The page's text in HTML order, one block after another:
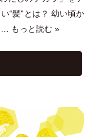
“髪”とは？ 幼い頃か
…
もっと読む »